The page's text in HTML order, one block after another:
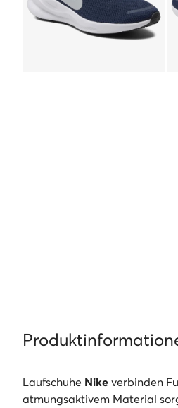
Laufschuhe Nike verbinden
atmungsaktivem Material